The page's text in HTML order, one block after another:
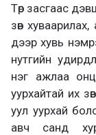
Төр засгаас
зөв
дээр хувь
нутгийн
нэг ажлаа
уурхайтай их
уул уурхай
авч санд